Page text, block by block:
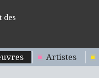
des
Artistes